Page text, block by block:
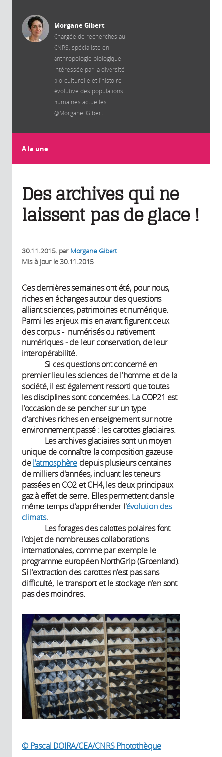
Morgane Gibert
Chargée de recherches au
CNRS, spécialiste en
anthropologie biologique
intéressée par la diversité
bio-culturelle et l'histoire
évolutive des populations
humaines actuelles.
@Morgane_Gibert
A la une
Des archives qui ne
laissent pas de glace !
30.11.2015, par Morgane Gibert
Mis à jour le30.11.2015
Ces dernières semaines ont été, pour nous,
riches en échanges autour des questions
alliant sciences, patrimoines et numérique.
Parmi les enjeux mis en avant figurent ceux
des corpus - numérisés ou nativement
numériques - de leur conservation, de leur
interopérabilité.
Si ces questions ont concerné en
premier lieu les sciences de l'homme et de la
société, il est également ressorti que toutes
les disciplines sont concernées. La COP21 est
l'occasion de se pencher sur un type
d'archives riches en enseignement sur notre
environnement passé : les carottes glaciaires.
Les archives glaciaires sont un moyen
unique de connaître la composition gazeuse
del'atmosphère depuis plusieurs centaines
de milliers d'années, incluant les teneurs
passées en CO2 et CH4, les deux principaux
gaz à effet de serre. Elles permettent dans le
même temps d'appréhender l'évolution des
climats.
Les forages des calottes polaires font
l'objet de nombreuses collaborations
internationales, comme par exemple le
programme européen NorthGrip (Groenland).
Si l'extraction des carottes n'est pas sans
difficulté, le transport et le stockage n'en sont
pas des moindres.
© Pascal DOIRA/CEA/CNRS Photothèque